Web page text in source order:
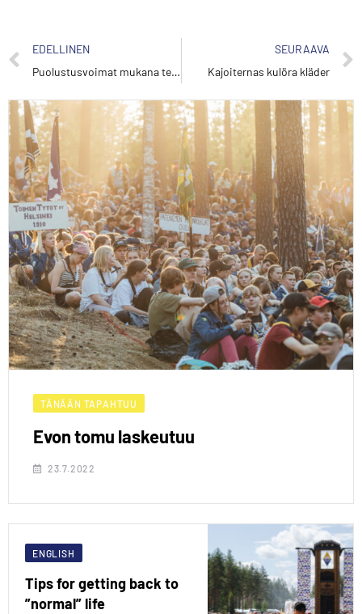
EDELLINEN
Puolustusvoimat mukana tekemässä Kajoa
SEURAAVA
Kajoiternas kulöra kläder
TÄNÄÄN TAPAHTUU
Evon tomu laskeutuu
23.7.2022
ENGLISH
Tips for getting back to
”normal” life